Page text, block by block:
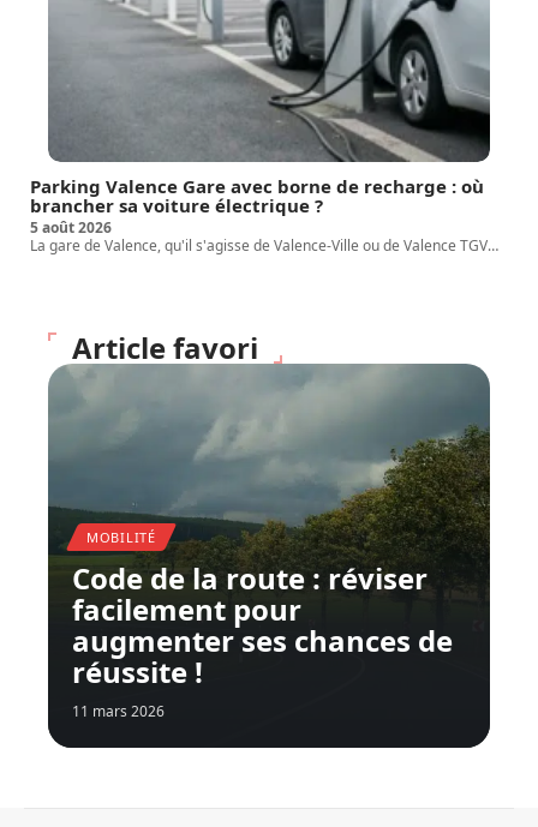
Parking Valence Gare avec borne de recharge : où
brancher sa voiture électrique ?
5 août 2026
La gare de Valence, qu'il s'agisse de Valence-Ville ou de Valence TGV…
Article favori
MOBILITÉ
Code de la route : réviser
facilement pour
augmenter ses chances de
réussite !
11 mars 2026